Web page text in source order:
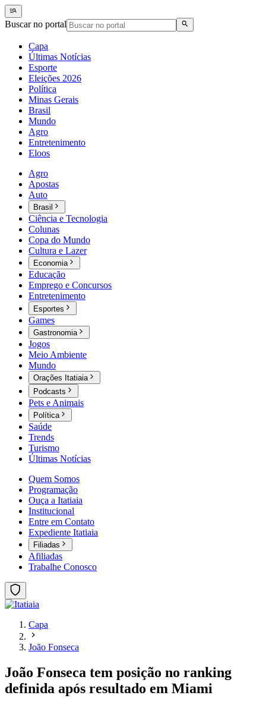
Buscar no portal
Capa
Últimas Notícias
Esporte
Eleições 2026
Política
Minas Gerais
Brasil
Mundo
Agro
Entretenimento
Eloos
Agro
Apostas
Auto
Brasil
Ciência e Tecnologia
Colunas
Copa do Mundo
Cultura e Lazer
Economia
Educação
Emprego e Concursos
Entretenimento
Esportes
Games
Gastronomia
Jogos
Meio Ambiente
Mundo
Orações Itatiaia
Podcasts
Pets e Animais
Política
Saúde
Trends
Turismo
Últimas Notícias
Quem Somos
Programação
Ouça a Itatiaia
Institucional
Entre em Contato
Expediente Itatiaia
Filiadas
Afiliadas
Trabalhe Conosco
Capa
João Fonseca
João Fonseca tem posição no ranking
definida após resultado em Miami